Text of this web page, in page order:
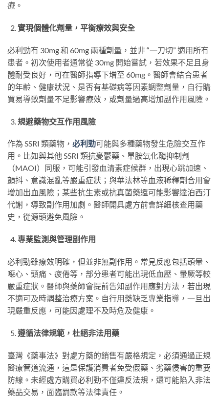
療。
實現個體化劑量，平衡療效與安全
必利勁有 30mg 和 60mg 兩種劑量，並非 “一刀切” 適用所有
患者。初次使用者通常從 30mg 開始嘗試，若效果不足且身
體耐受良好，可在醫師指導下增至 60mg。醫師會結合患者
的年齡、健康狀況、是否有基礎病等因素調整劑量，自行購
買易導致劑量不足影響療效，或劑量過高增加副作用風險。
規避藥物交互作用風險
作為 SSRI 類藥物， 必利勁可能與多種藥物發生危險交互作
用。比如與其他 SSRI 類抗憂鬱藥、單胺氧化酶抑制劑
（MAOI）同服，可能引發血清素症候群，出現心跳加速、
顫抖、意識混亂等嚴重症狀；與華法林等血液稀釋劑合用會
增加出血風險；某些抗生素或抗真菌藥還可能影響達泊西汀
代謝，導致副作用加劇。醫師開具處方前會詳細核查用藥
史，從源頭避免風險。
專業監測與管理副作用
必利勁雖療效明確，但並非無副作用。常見反應包括頭暈、
噁心、頭痛、疲倦等，部分患者可能出現低血壓、暈厥等較
嚴重症狀。醫師與藥師會提前告知副作用應對方法，若出現
不適可及時調整治療方案。自行用藥缺乏專業指導，一旦出
現嚴重反應，可能因處理不及時危及健康。
遵循法律規範，杜絕非法用藥
臺灣《藥事法》對處方藥的銷售有嚴格規定，必須通過正規
醫療管道流通，這是保護消費者免受假藥、劣藥侵害的重要
防線。未經處方購買必利勁不僅違反法規，還可能陷入非法
藥品交易，面臨罰款等法律責任。